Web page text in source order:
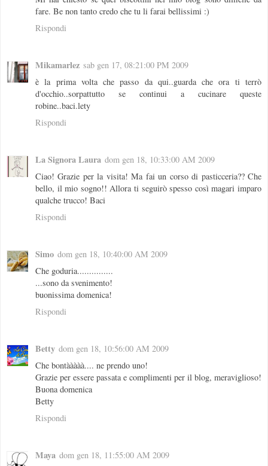
fare. Be non tanto credo che tu li farai bellissimi :)
Rispondi
Mikamarlez sab gen 17, 08:21:00 PM 2009
è la prima volta che passo da qui..guarda che ora ti terrò
d'occhio..sorpattutto se continui a cucinare queste
robine..baci.lety
Rispondi
La Signora Laura dom gen 18, 10:33:00 AM 2009
Ciao! Grazie per la visita! Ma fai un corso di pasticceria?? Che
bello, il mio sogno!! Allora ti seguirò spesso così magari imparo
qualche trucco! Baci
Rispondi
Simo dom gen 18, 10:40:00 AM 2009
Che goduria...............
...sono da svenimento!
buonissima domenica!
Rispondi
Betty dom gen 18, 10:56:00 AM 2009
Che bontààààà.... ne prendo uno!
Grazie per essere passata e complimenti per il blog, meraviglioso!
Buona domenica
Betty
Rispondi
Maya dom gen 18, 11:55:00 AM 2009